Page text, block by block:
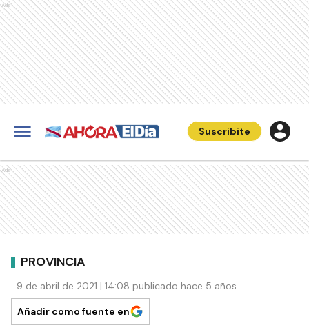
Ads
Suscribite
Ads
PROVINCIA
9 de abril de 2021 | 14:08 publicado hace 5 años
Añadir como fuente en